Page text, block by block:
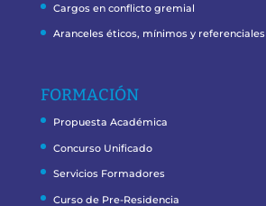
Cargos en conflicto gremial
Aranceles éticos, mínimos y referenciales
FORMACIÓN
Propuesta Académica
Concurso Unificado
Servicios Formadores
Curso de Pre-Residencia